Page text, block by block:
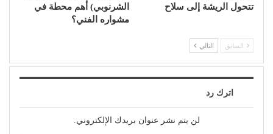
تتحول الريشة إلى سلاح
الشرنوبي) أهم محطة في
مشواره الفني؟
السابق التالي
اترك رد
لن يتم نشر عنوان بريدك الإلكتروني.